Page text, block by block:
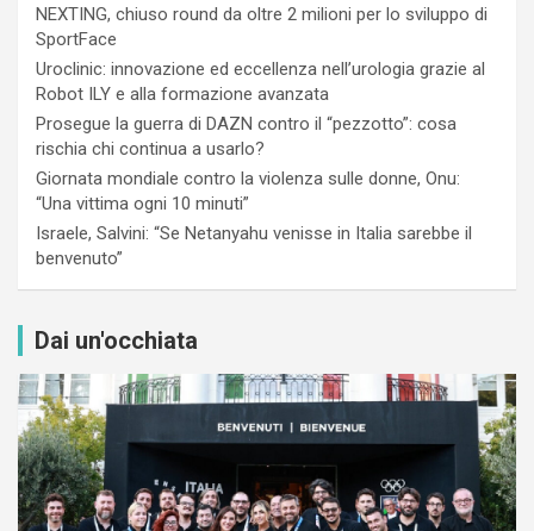
NEXTING, chiuso round da oltre 2 milioni per lo sviluppo di
SportFace
Uroclinic: innovazione ed eccellenza nell’urologia grazie al
Robot ILY e alla formazione avanzata
Prosegue la guerra di DAZN contro il “pezzotto”: cosa
rischia chi continua a usarlo?
Giornata mondiale contro la violenza sulle donne, Onu:
“Una vittima ogni 10 minuti”
Israele, Salvini: “Se Netanyahu venisse in Italia sarebbe il
benvenuto”
Dai un'occhiata